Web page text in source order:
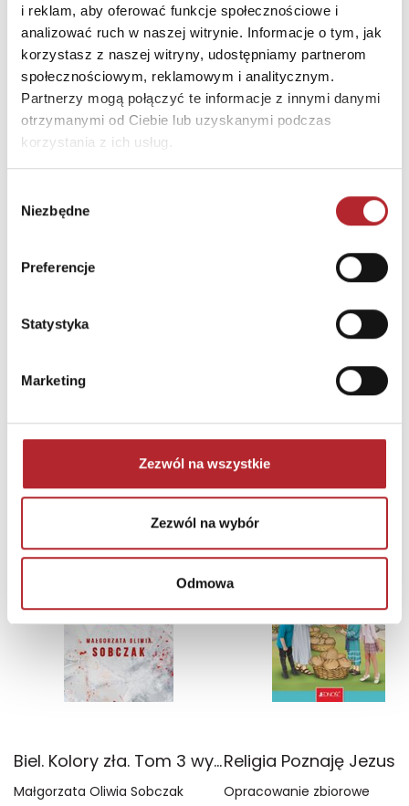
i reklam, aby oferować funkcje społecznościowe i
analizować ruch w naszej witrynie. Informacje o tym, jak
korzystasz z naszej witryny, udostępniamy partnerom
społecznościowym, reklamowym i analitycznym.
Partnerzy mogą połączyć te informacje z innymi danymi
otrzymanymi od Ciebie lub uzyskanymi podczas
korzystania z ich usług.
zgody
Niezbędne
Preferencje
Statystyka
Marketing
Zezwól na wszystkie
Zezwól na wybór
Odmowa
INNI KLIENCI KUPOWALI
NAJCZĘŚCIEJ KUPOWANE
Wyłączność
Biel. Kolory zła. Tom 3 wyd. 2025
Małgorzata Oliwia Sobczak
TOP 100
Opracowanie zbiorowe